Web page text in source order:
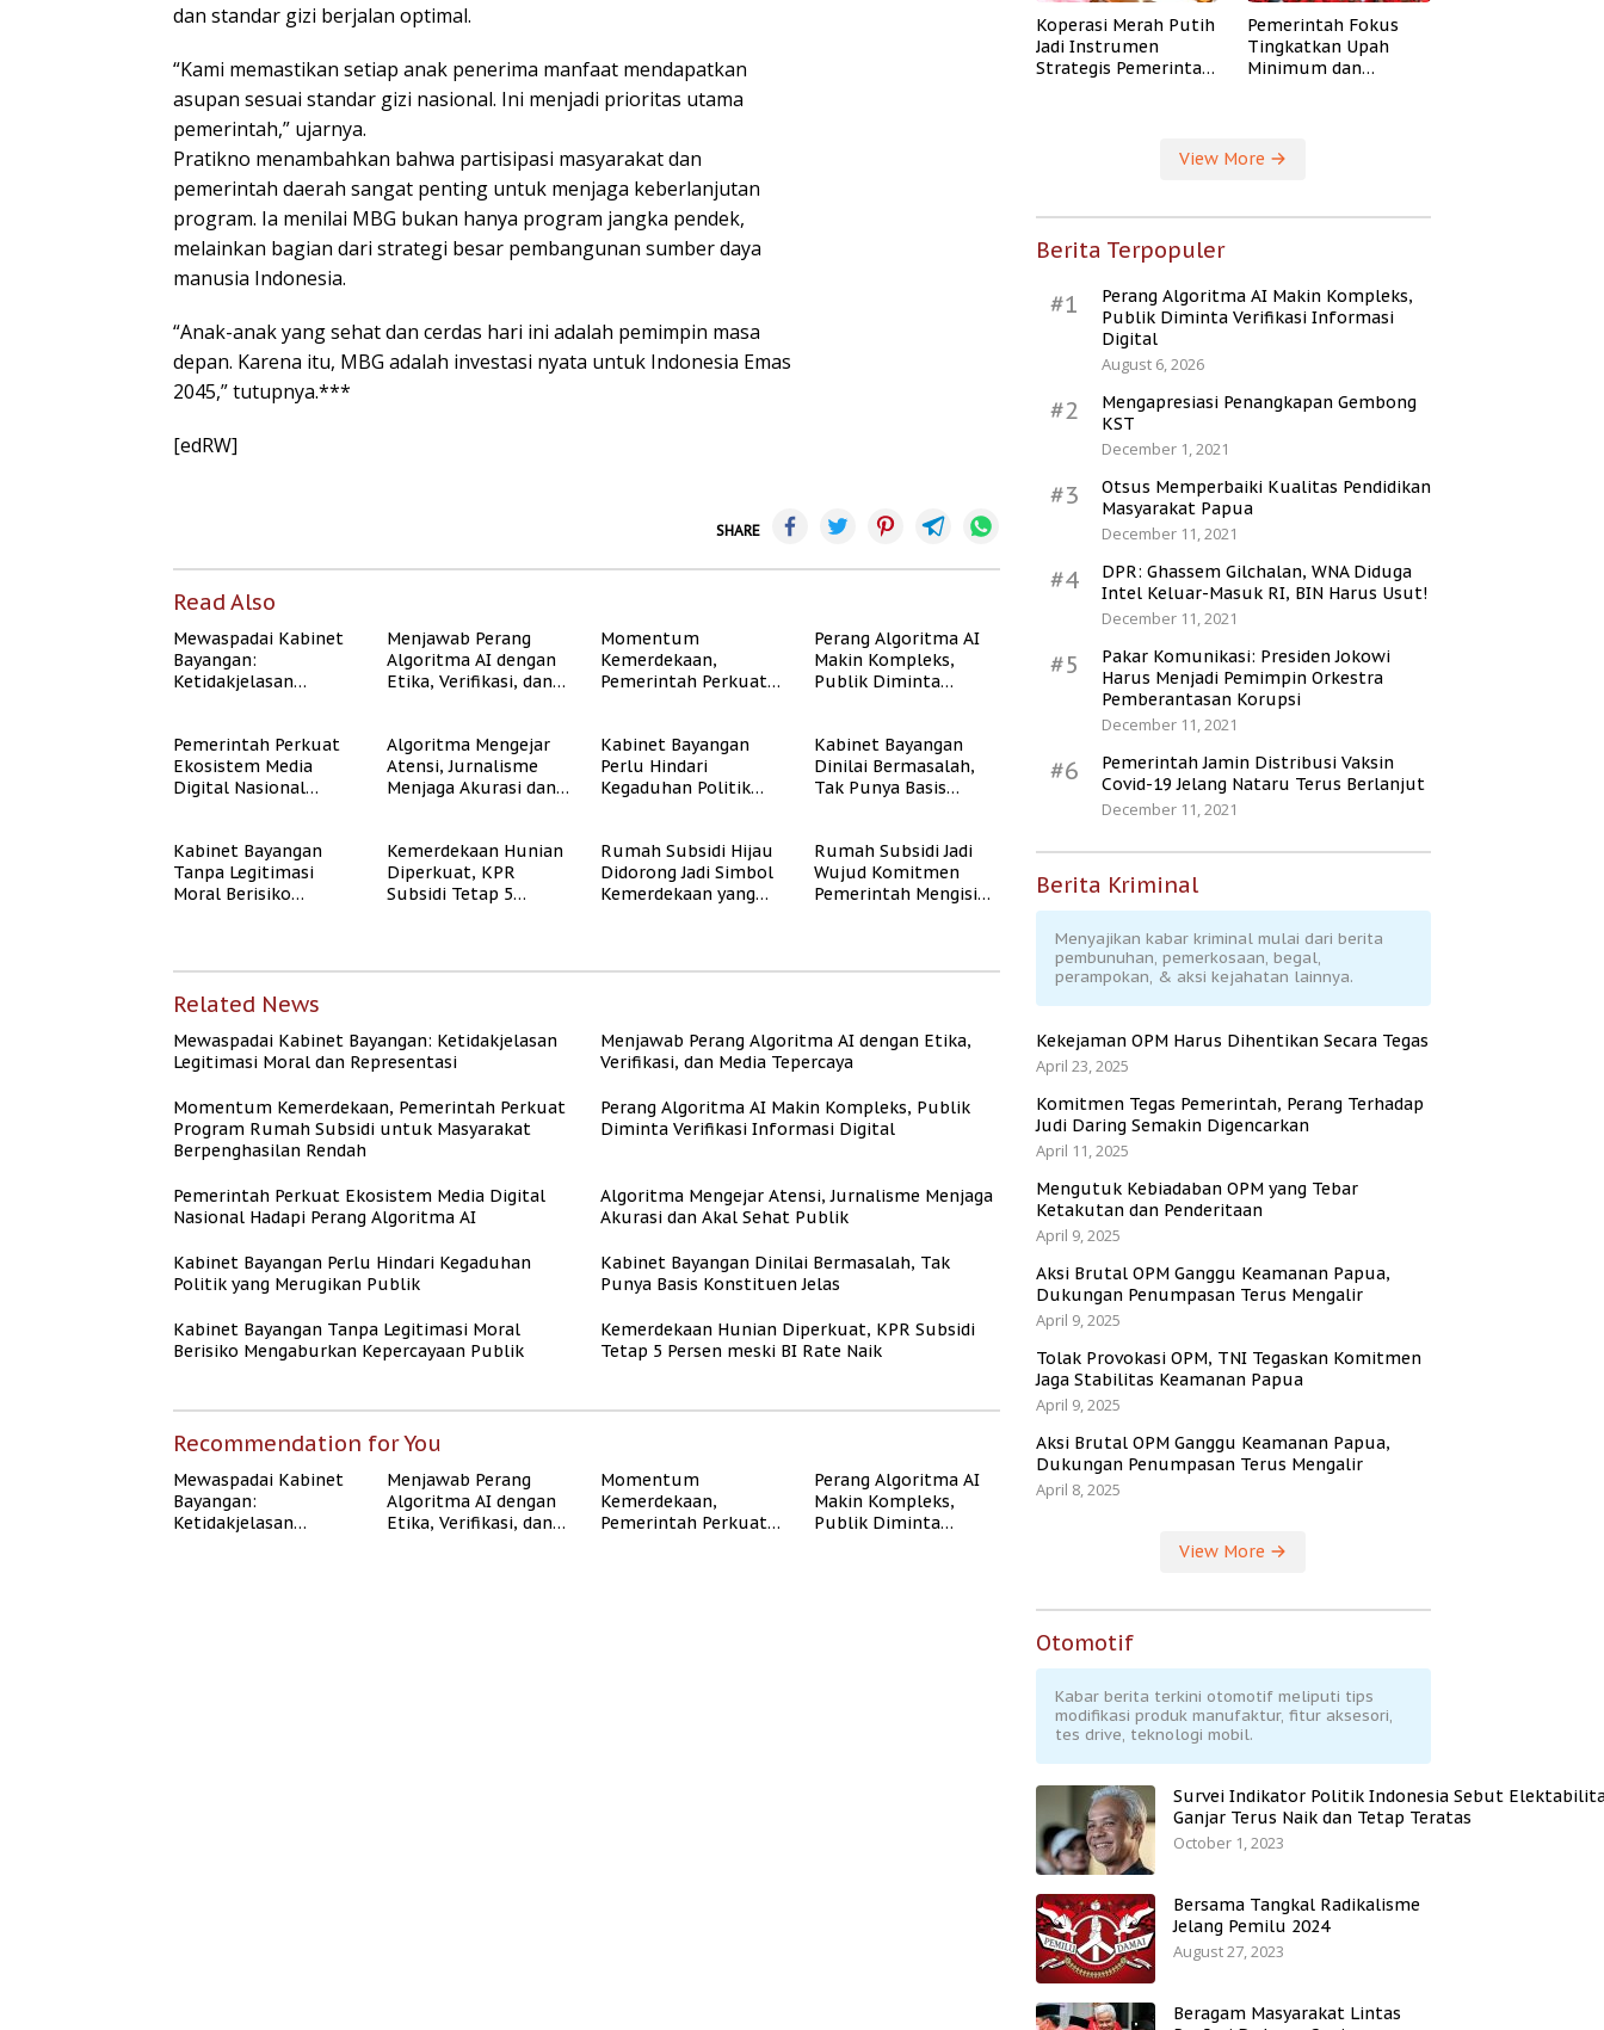
dan standar gizi berjalan optimal.
“Kami memastikan setiap anak penerima manfaat mendapatkan
asupan sesuai standar gizi nasional. Ini menjadi prioritas utama
pemerintah,” ujarnya.
Pratikno menambahkan bahwa partisipasi masyarakat dan
pemerintah daerah sangat penting untuk menjaga keberlanjutan
program. Ia menilai MBG bukan hanya program jangka pendek,
melainkan bagian dari strategi besar pembangunan sumber daya
manusia Indonesia.
“Anak-anak yang sehat dan cerdas hari ini adalah pemimpin masa
depan. Karena itu, MBG adalah investasi nyata untuk Indonesia Emas
2045,” tutupnya.***
[edRW]
SHARE
Read Also
Mewaspadai Kabinet
Bayangan:
Ketidakjelasan
Menjawab Perang
Algoritma AI dengan
Etika, Verifikasi, dan
Momentum
Kemerdekaan,
Pemerintah Perkuat
Masyarakat
Berpenghasilan
Rendah
Perang Algoritma AI
Makin Kompleks,
Publik Diminta
Pemerintah Perkuat
Ekosistem Media
Digital Nasional
Algoritma Mengejar
Atensi, Jurnalisme
Menjaga Akurasi dan
Kabinet Bayangan
Perlu Hindari
Kegaduhan Politik
Kabinet Bayangan
Dinilai Bermasalah,
Tak Punya Basis
Kabinet Bayangan
Tanpa Legitimasi
Moral Berisiko
Kemerdekaan Hunian
Diperkuat, KPR
Subsidi Tetap 5
Rumah Subsidi Hijau
Didorong Jadi Simbol
Kemerdekaan yang
Rumah Subsidi Jadi
Wujud Komitmen
Pemerintah Mengisi
Related News
Mewaspadai Kabinet Bayangan: Ketidakjelasan
Legitimasi Moral dan Representasi
Menjawab Perang Algoritma AI dengan Etika,
Verifikasi, dan Media Tepercaya
Momentum Kemerdekaan, Pemerintah Perkuat
Program Rumah Subsidi untuk Masyarakat
Berpenghasilan Rendah
Perang Algoritma AI Makin Kompleks, Publik
Diminta Verifikasi Informasi Digital
Pemerintah Perkuat Ekosistem Media Digital
Nasional Hadapi Perang Algoritma AI
Algoritma Mengejar Atensi, Jurnalisme Menjaga
Akurasi dan Akal Sehat Publik
Kabinet Bayangan Perlu Hindari Kegaduhan
Politik yang Merugikan Publik
Kabinet Bayangan Dinilai Bermasalah, Tak
Punya Basis Konstituen Jelas
Kabinet Bayangan Tanpa Legitimasi Moral
Berisiko Mengaburkan Kepercayaan Publik
Kemerdekaan Hunian Diperkuat, KPR Subsidi
Tetap 5 Persen meski BI Rate Naik
Recommendation for You
Mewaspadai Kabinet
Bayangan:
Ketidakjelasan
Menjawab Perang
Algoritma AI dengan
Etika, Verifikasi, dan
Momentum
Kemerdekaan,
Pemerintah Perkuat
Perang Algoritma AI
Makin Kompleks,
Publik Diminta
Koperasi Merah Putih
Jadi Instrumen
Strategis Pemerintah
Pemerintah Fokus
Tingkatkan Upah
Minimum dan
View More
Berita Terpopuler
#1
Perang Algoritma AI Makin Kompleks,
Publik Diminta Verifikasi Informasi
Digital
August 6, 2026
#2
Mengapresiasi Penangkapan Gembong
KST
December 1, 2021
#3
Otsus Memperbaiki Kualitas Pendidikan
Masyarakat Papua
December 11, 2021
#4
DPR: Ghassem Gilchalan, WNA Diduga
Intel Keluar-Masuk RI, BIN Harus Usut!
December 11, 2021
#5
Pakar Komunikasi: Presiden Jokowi
Harus Menjadi Pemimpin Orkestra
Pemberantasan Korupsi
December 11, 2021
#6
Pemerintah Jamin Distribusi Vaksin
Covid-19 Jelang Nataru Terus Berlanjut
December 11, 2021
Berita Kriminal
Menyajikan kabar kriminal mulai dari berita
pembunuhan, pemerkosaan, begal,
perampokan, & aksi kejahatan lainnya.
Kekejaman OPM Harus Dihentikan Secara Tegas
April 23, 2025
Komitmen Tegas Pemerintah, Perang Terhadap
Judi Daring Semakin Digencarkan
April 11, 2025
Mengutuk Kebiadaban OPM yang Tebar
Ketakutan dan Penderitaan
April 9, 2025
Aksi Brutal OPM Ganggu Keamanan Papua,
Dukungan Penumpasan Terus Mengalir
April 9, 2025
Tolak Provokasi OPM, TNI Tegaskan Komitmen
Jaga Stabilitas Keamanan Papua
April 9, 2025
Aksi Brutal OPM Ganggu Keamanan Papua,
Dukungan Penumpasan Terus Mengalir
April 8, 2025
View More
Otomotif
Kabar berita terkini otomotif meliputi tips
modifikasi produk manufaktur, fitur aksesori,
tes drive, teknologi mobil.
Survei Indikator Politik Indonesia Sebut
Ganjar Terus Naik dan Tetap Teratas
October 1, 2023
Bersama Tangkal Radikalisme
Jelang Pemilu 2024
August 27, 2023
Beragam Masyarakat Lintas